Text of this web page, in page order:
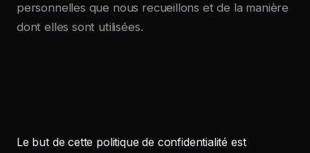
personnelles que nous recueillons et de la manière
dont elles sont utilisées.
Le but de cette politique de confidentialité est